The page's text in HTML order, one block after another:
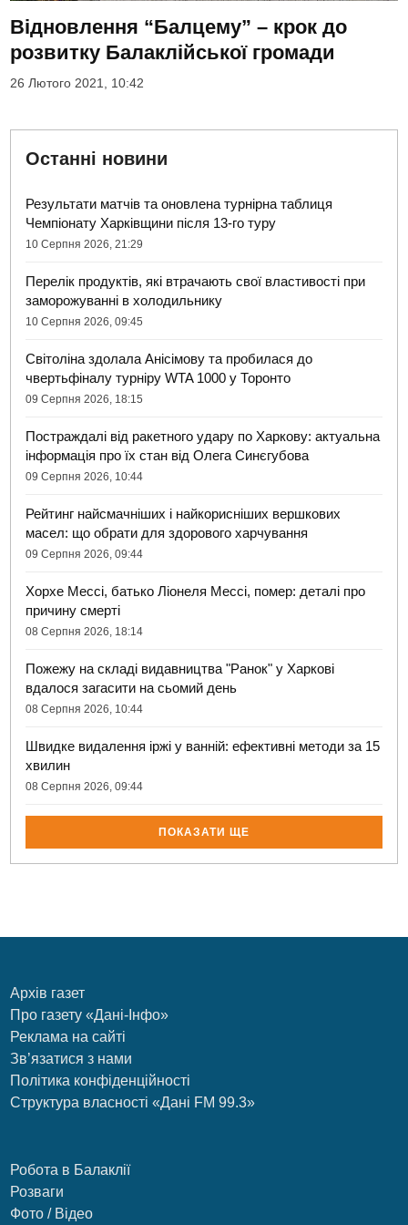
Відновлення “Балцему” – крок до
розвитку Балаклійської громади
26 Лютого 2021, 10:42
Останні новини
Результати матчів та оновлена турнірна таблиця
Чемпіонату Харківщини після 13-го туру
10 Серпня 2026, 21:29
Перелік продуктів, які втрачають свої властивості при
заморожуванні в холодильнику
10 Серпня 2026, 09:45
Світоліна здолала Анісімову та пробилася до
чвертьфіналу турніру WTA 1000 у Торонто
09 Серпня 2026, 18:15
Постраждалі від ракетного удару по Харкову: актуальна
інформація про їх стан від Олега Синєгубова
09 Серпня 2026, 10:44
Рейтинг найсмачніших і найкорисніших вершкових
масел: що обрати для здорового харчування
09 Серпня 2026, 09:44
Хорхе Мессі, батько Ліонеля Мессі, помер: деталі про
причину смерті
08 Серпня 2026, 18:14
Пожежу на складі видавництва "Ранок" у Харкові
вдалося загасити на сьомий день
08 Серпня 2026, 10:44
Швидке видалення іржі у ванній: ефективні методи за 15
хвилин
08 Серпня 2026, 09:44
ПОКАЗАТИ ЩЕ
Архів газет
Про газету «Дані-Інфо»
Реклама на сайті
Зв’язатися з нами
Політика конфіденційності
Структура власності «Дані FM 99.3»
Робота в Балаклії
Розваги
Фото / Відео